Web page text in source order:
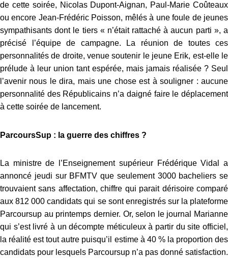
de cette soirée, Nicolas Dupont-Aignan, Paul-Marie Coûteaux
ou encore Jean-Frédéric Poisson, mêlés à une foule de jeunes
sympathisants dont le tiers « n’était rattaché à aucun parti », a
précisé l’équipe de campagne. La réunion de toutes ces
personnalités de droite, venue soutenir le jeune Erik, est-elle le
prélude à leur union tant espérée, mais jamais réalisée ? Seul
l’avenir nous le dira, mais une chose est à souligner : aucune
personnalité des Républicains n’a daigné faire le déplacement
à cette soirée de lancement.
ParcoursSup : la guerre des chiffres ?
La ministre de l’Enseignement supérieur Frédérique Vidal a
annoncé jeudi sur BFMTV que seulement 3000 bacheliers se
trouvaient sans affectation, chiffre qui parait dérisoire comparé
aux 812 000 candidats qui se sont enregistrés sur la plateforme
Parcoursup au printemps dernier. Or, selon le journal Marianne
qui s’est livré à un décompte méticuleux à partir du site officiel,
la réalité est tout autre puisqu’il estime à 40 % la proportion des
candidats pour lesquels Parcoursup n’a pas donné satisfaction.